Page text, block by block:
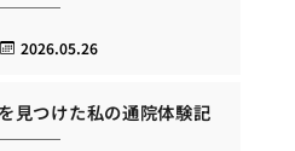
2026.05.26
見つけた私の通院体験記